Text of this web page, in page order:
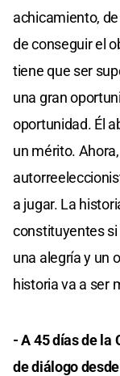
achicamiento,
de conseguir el
tiene que ser
una gran
oportunidad. Él
un mérito.
a jugar. La
constituyentes
una alegría y un
historia va a ser
- A 45 días de la
de diálogo